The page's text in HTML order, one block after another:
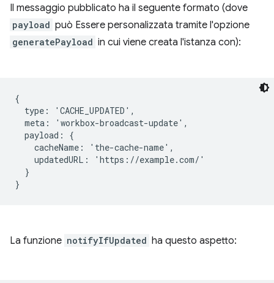
Il messaggio pubblicato ha il seguente formato (dove
payload può Essere personalizzata tramite l'opzione
generatePayload in cui viene creata l'istanza con):
{
  type: 'CACHE_UPDATED',
  meta: 'workbox-broadcast-update',
  payload: {
    cacheName: 'the-cache-name',
    updatedURL: 'https://example.com/'
  }
La funzione notifyIfUpdated ha questo aspetto: